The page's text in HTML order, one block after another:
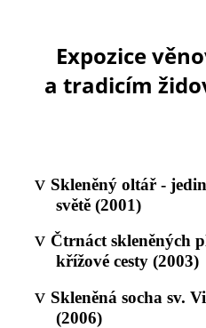
Expozice
a tradicím
v Skleněný oltář -
světě (2001)
v Čtrnáct skleněných
křížové cesty (2003)
v Skleněná socha sv.
(2006)